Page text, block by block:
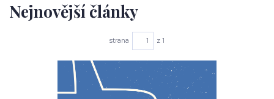
Nejnovější články
strana z 1